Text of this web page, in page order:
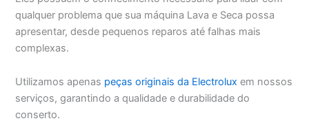
qualquer problema que sua máquina Lava e Seca possa
apresentar, desde pequenos reparos até falhas mais
complexas.
Utilizamos apenas peças originais da Electrolux em nossos
serviços, garantindo a qualidade e durabilidade do
conserto.